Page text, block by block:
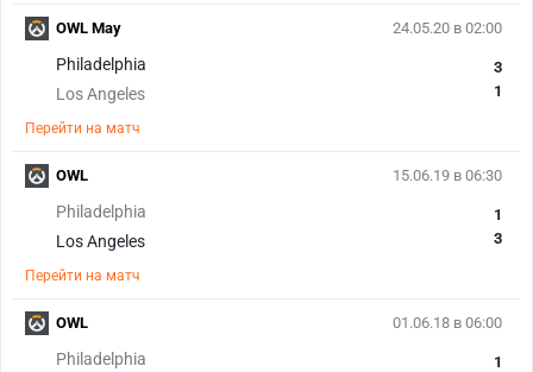
24.05.20 в 02:00
Philadelphia
Los Angeles
3
1
Перейти на матч
OWL May
15.06.19 в 06:30
Philadelphia
Los Angeles
1
3
Перейти на матч
OWL
01.06.18 в 06:00
Philadelphia
1
OWL